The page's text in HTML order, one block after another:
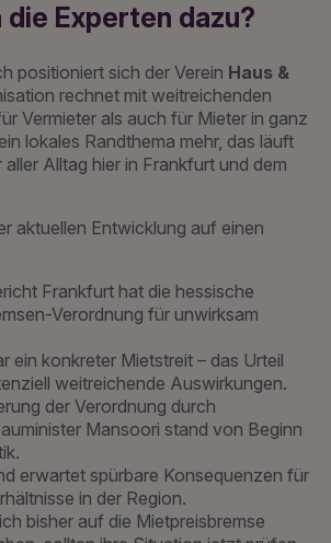
die Experten dazu?
positioniert sich der Verein Haus &
rechnet mit weitreichenden
Vermieter als auch für Mieter in ganz
lokales Randthema mehr, das läuft
Alltag hier in Frankfurt und dem
aktuellen Entwicklung auf einen
Frankfurt hat die hessische
Verordnung für unwirksam
ein konkreter Mietstreit – das Urteil
weitreichende Auswirkungen.
der Verordnung durch
Mansoori stand von Beginn
erwartet spürbare Konsequenzen für
in der Region.
bisher auf die Mietpreisbremse